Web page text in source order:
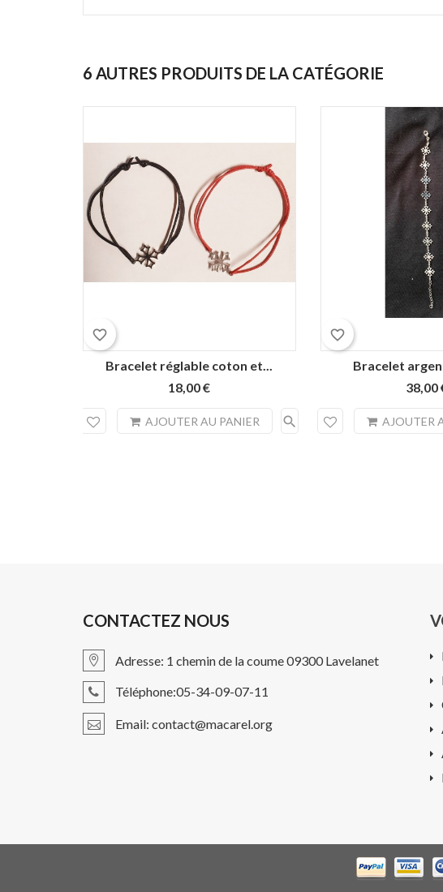
6 AUTRES PRODUITS DE LA CATÉGORIE
favorite_border
Bracelet réglable coton et...
18,00 €
AJOUTER AU PANIER search
favorite_border
Bracelet
38,00
AJOUTER
CONTACTEZ NOUS
Adresse: 1 chemin de la coume 09300 Lavelanet
Téléphone:05-34-09-07-11
Email: contact@macarel.org